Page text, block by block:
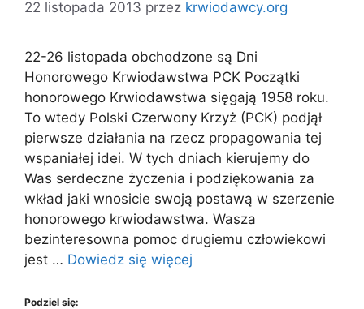
22 listopada 2013 przez krwiodawcy.org
22-26 listopada obchodzone są Dni
Honorowego Krwiodawstwa PCK Początki
honorowego Krwiodawstwa sięgają 1958 roku.
To wtedy Polski Czerwony Krzyż (PCK) podjął
pierwsze działania na rzecz propagowania tej
wspaniałej idei. W tych dniach kierujemy do
Was serdeczne życzenia i podziękowania za
wkład jaki wnosicie swoją postawą w szerzenie
honorowego krwiodawstwa. Wasza
bezinteresowna pomoc drugiemu człowiekowi
jest … Dowiedz się więcej
Podziel się: